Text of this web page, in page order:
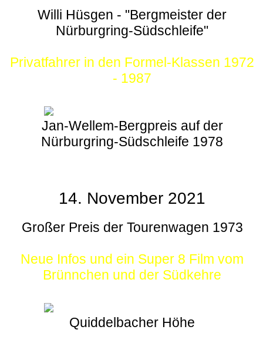
Willi Hüsgen - "Bergmeister der
Nürburgring-Südschleife"
Privatfahrer in den Formel-Klassen 1972
- 1987
Jan-Wellem-Bergpreis auf der
Nürburgring-Südschleife 1978
14. November 2021
Großer Preis der Tourenwagen 1973
Neue Infos und ein Super 8 Film vom
Brünnchen und der Südkehre
Quiddelbacher Höhe